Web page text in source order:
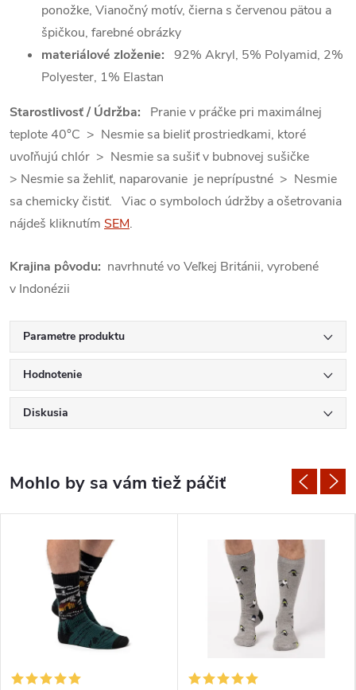
ponožke, Vianočný motív, čierna s červenou pätou a
špičkou, farebné obrázky
materiálové zloženie: 92% Akryl, 5% Polyamid, 2%
Polyester, 1% Elastan
Starostlivosť / Údržba: Pranie v práčke pri maximálnej
teplote 40°C > Nesmie sa bieliť prostriedkami, ktoré
uvoľňujú chlór > Nesmie sa sušiť v bubnovej sušičke
> Nesmie sa žehliť, naparovanie je neprípustné > Nesmie
sa chemicky čistiť. Viac o symboloch údržby a ošetrovania
nájdeš kliknutím SEM.
Krajina pôvodu: navrhnuté vo Veľkej Británii, vyrobené
v Indonézii
Parametre produktu
Hodnotenie
Diskusia